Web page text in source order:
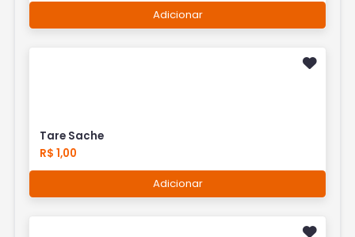
Adicionar
Tare Sache
R$ 1,00
Adicionar